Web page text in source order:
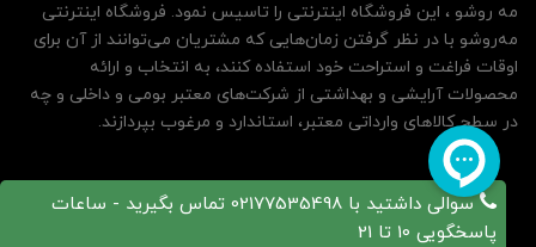
سوالی داشتید با 02177535498 تماس بگیرید - ساعات
پاسخگویی 10 تا 21
مه روشو ، این فروشگاه اینترنتی را تاسیس نمود. فروشگاه اینترنتی
مه‌رو‌شو با در نظر گرفتن زمان‌هایی که مشتریان می‌توانند از آن‌ برای
اوقات فراغت و استراحت خود استفاده کنند، به انتخاب و ارائه
محصولات آرایشی و بهداشتی از شرکت‌های معتبر بومی و داخلی و چه
در سطح کالاهای وارداتی معتبر، استاندارد و مرغوب بپردازند.